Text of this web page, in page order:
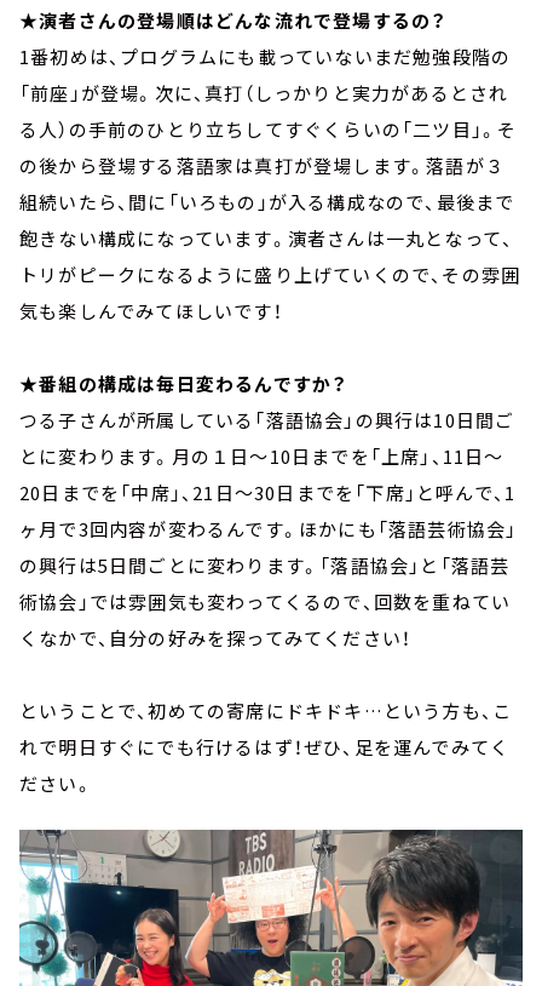
★演者さんの登場順はどんな流れで登場するの？
1番初めは、プログラムにも載っていないまだ勉強段階の
「前座」が登場。次に、真打（しっかりと実力があるとされ
る人）の手前のひとり立ちしてすぐくらいの「二ツ目」。そ
の後から登場する落語家は真打が登場します。落語が３
組続いたら、間に「いろもの」が入る構成なので、最後まで
飽きない構成になっています。演者さんは一丸となって、
トリがピークになるように盛り上げていくので、その雰囲
気も楽しんでみてほしいです！
★番組の構成は毎日変わるんですか？
つる子さんが所属している「落語協会」の興行は10日間ご
とに変わります。月の１日～10日までを「上席」、11日～
20日までを「中席」、21日～30日までを「下席」と呼んで、1
ヶ月で3回内容が変わるんです。ほかにも「落語芸術協会」
の興行は5日間ごとに変わります。「落語協会」と「落語芸
術協会」では雰囲気も変わってくるので、回数を重ねてい
くなかで、自分の好みを探ってみてください！
ということで、初めての寄席にドキドキ…という方も、こ
れで明日すぐにでも行けるはず！ぜひ、足を運んでみてく
ださい。